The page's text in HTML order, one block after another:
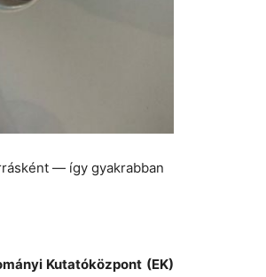
— így gyakrabban
Kutatóközpont (EK)